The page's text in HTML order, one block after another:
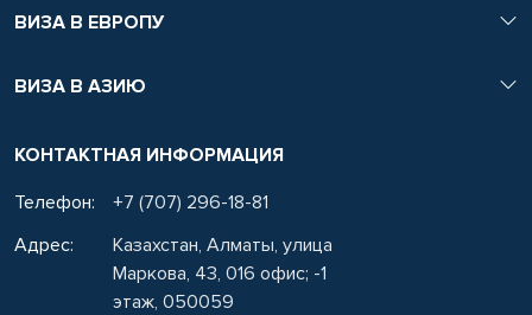
ВИЗА В ЕВРОПУ
ВИЗА В АЗИЮ
КОНТАКТНАЯ ИНФОРМАЦИЯ
Телефон:
+7 (707) 296-18-81
Адрес:
Казахстан, Алматы, улица
Маркова, 43, 016 офис; -1
этаж, 050059